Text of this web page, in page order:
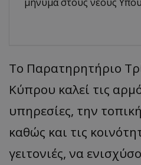
Το Παρατηρητήριο
Κύπρου καλεί τις
υπηρεσίες, την
καθώς και τις
γειτονιές, να